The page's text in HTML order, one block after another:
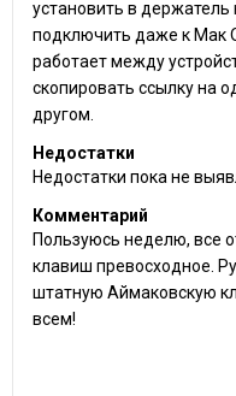
установить в
подключить даже к Мак
работает между
скопировать ссылку на
другом.
Недостатки
Недостатки пока не
Комментарий
Пользуюсь неделю, все
клавиш превосходное.
штатную Аймаковскую
всем!